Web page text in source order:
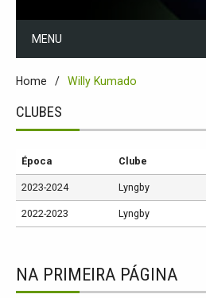
MENU
Home Willy Kumado
CLUBES
Época Clube
2023-2024 Lyngby
2022-2023 Lyngby
NA PRIMEIRA PÁGINA